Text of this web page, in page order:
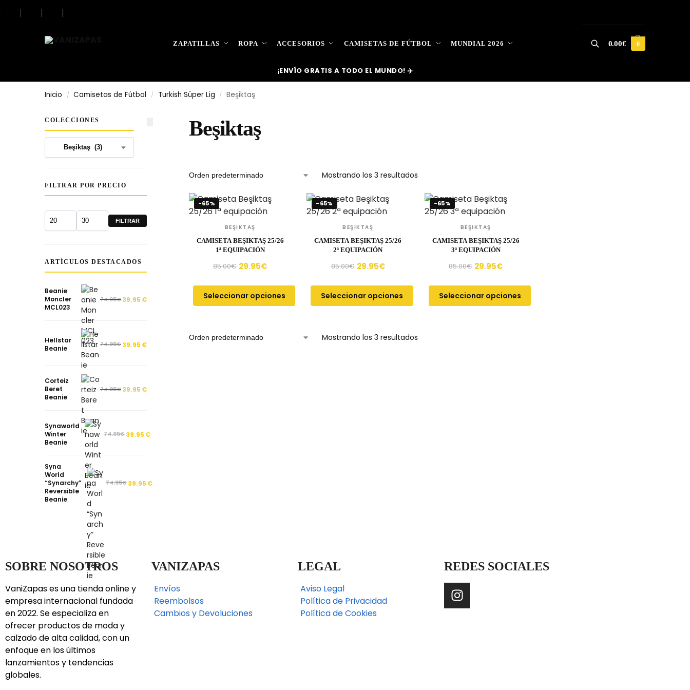
| | |
ZAPATILLAS ROPA ACCESORIOS CAMISETAS DE FÚTBOL MUNDIAL 2026
Search
0.00€ 0
¡ENVÍO GRATIS A TODO EL MUNDO! ✈️
Inicio / Camisetas de Fútbol / Turkish Süper Lig / Beşiktaş
Beşiktaş
Mostrando los 3 resultados
-65%
BEŞIKTAŞ
CAMISETA BEŞIKTAŞ 25/26
1ª EQUIPACIÓN
85.00€ 29.95€
Seleccionar opciones
-65%
BEŞIKTAŞ
CAMISETA BEŞIKTAŞ 25/26
2ª EQUIPACIÓN
85.00€ 29.95€
Seleccionar opciones
-65%
BEŞIKTAŞ
CAMISETA BEŞIKTAŞ 25/26
3ª EQUIPACIÓN
85.00€ 29.95€
Seleccionar opciones
Mostrando los 3 resultados
COLECCIONES
FILTRAR POR PRECIO
FILTRAR
ARTÍCULOS DESTACADOS
Beanie
Moncler
MCL023
74.95€39.95 €
Hellstar
Beanie
74.95€39.95 €
Corteiz
Beret
Beanie
74.95€39.95 €
Synaworld
Winter
Beanie
74.95€ 39.95 €
Syna
World
“Synarchy”
Reversible
Beanie
74.95€ 39.95 €
SOBRE NOSOTROS
VaniZapas es una tienda online y
empresa internacional fundada
en 2022. Se especializa en
ofrecer productos de moda y
calzado de alta calidad, con un
enfoque en los últimos
lanzamientos y tendencias
globales.
VANIZAPAS
Envíos
Reembolsos
Cambios y Devoluciones
LEGAL
Aviso Legal
Política de Privacidad
Política de Cookies
REDES SOCIALES